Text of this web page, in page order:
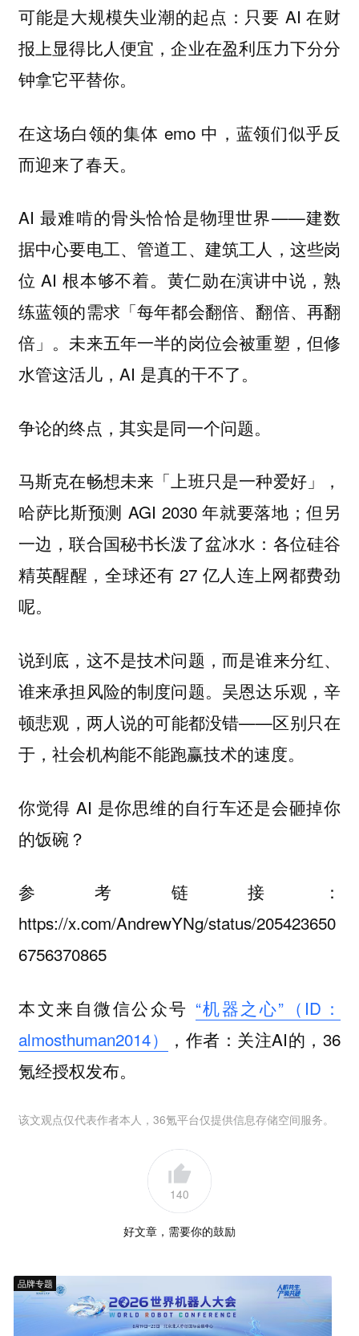
可能是大规模失业潮的起点：只要 AI 在财
报上显得比人便宜，企业在盈利压力下分分
钟拿它平替你。
在这场白领的集体 emo 中，蓝领们似乎反
而迎来了春天。
AI 最难啃的骨头恰恰是物理世界——建数
据中心要电工、管道工、建筑工人，这些岗
位 AI 根本够不着。黄仁勋在演讲中说，熟
练蓝领的需求「每年都会翻倍、翻倍、再翻
倍」。未来五年一半的岗位会被重塑，但修
水管这活儿，AI 是真的干不了。
争论的终点，其实是同一个问题。
马斯克在畅想未来「上班只是一种爱好」，
哈萨比斯预测 AGI 2030 年就要落地；但另
一边，联合国秘书长泼了盆冰水：各位硅谷
精英醒醒，全球还有 27 亿人连上网都费劲
呢。
说到底，这不是技术问题，而是谁来分红、
谁来承担风险的制度问题。吴恩达乐观，辛
顿悲观，两人说的可能都没错——区别只在
于，社会机构能不能跑赢技术的速度。
你觉得 AI 是你思维的自行车还是会砸掉你
的饭碗？
参考链接：
https://x.com/AndrewYNg/status/205423650
6756370865
本文来自微信公众号 “机器之心”（ID：
almosthuman2014）
，作者：关注AI的，36
氪经授权发布。
该文观点仅代表作者本人，36氪平台仅提供信息存储空间服务。
140
好文章，需要你的鼓励
品牌专题